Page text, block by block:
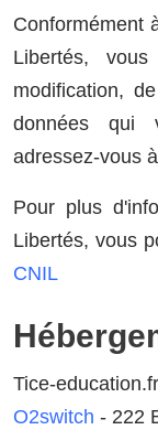
Conformément
Libertés,
modification,
données qui
adressez-vous à
Pour plus
Libertés, vous
CNIL
Tice-
O2switch - 222